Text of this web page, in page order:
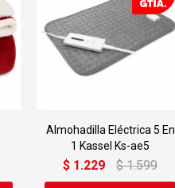
Almohadilla Eléctrica 5 En
1 Kassel Ks-ae5
$ 1.229 $ 1.599